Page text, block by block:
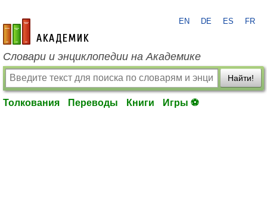
academic.ru
EN DE ES FR
Словари и энциклопедии на Академике
Найти!
Толкования Переводы Книги Игры ⚽